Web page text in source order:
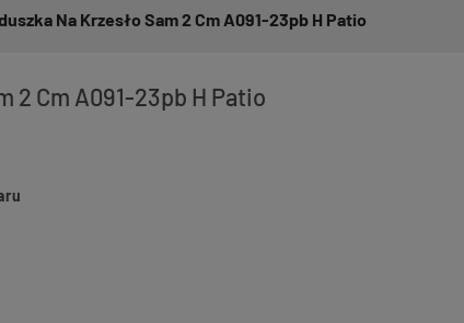
Na Krzesło Sam 2 Cm A091-23pb H Patio
2 Cm A091-23pb H Patio